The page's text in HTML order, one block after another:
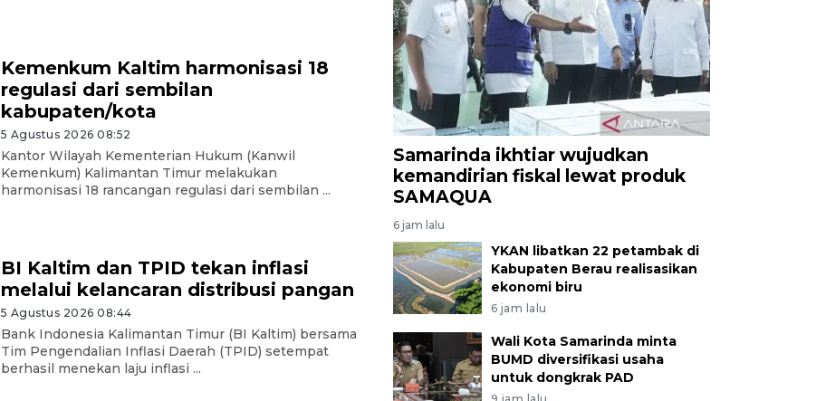
Kemenkum Kaltim harmonisasi 18
regulasi dari sembilan
kabupaten/kota
5 Agustus 2026 08:52
Kantor Wilayah Kementerian Hukum (Kanwil
Kemenkum) Kalimantan Timur melakukan
harmonisasi 18 rancangan regulasi dari sembilan ...
BI Kaltim dan TPID tekan inflasi
melalui kelancaran distribusi pangan
5 Agustus 2026 08:44
Bank Indonesia Kalimantan Timur (BI Kaltim) bersama
Tim Pengendalian Inflasi Daerah (TPID) setempat
berhasil menekan laju inflasi ...
Samarinda ikhtiar wujudkan
kemandirian fiskal lewat produk
SAMAQUA
6 jam lalu
YKAN libatkan 22 petambak di
Kabupaten Berau realisasikan
ekonomi biru
6 jam lalu
Wali Kota Samarinda minta
BUMD diversifikasi usaha
untuk dongkrak PAD